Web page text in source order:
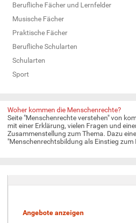
Berufliche Fächer und Lernfelder
Musische Fächer
Praktische Fächer
Berufliche Schularten
Schularten
Sport
Woher kommen die Menschenrechte?
Seite "Menschenrechte verstehen" von
mit einer Erklärung, vielen Fragen und
Zusammenstellung zum Thema. Dazu
"Menschenrechtsbildung als Einstieg zum